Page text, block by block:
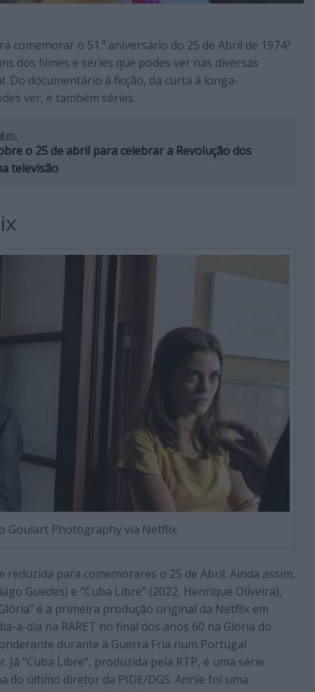
comemorar o 51.º aniversário do 25 de Abril de 1974?
dos filmes e séries que podes ver nas diversas
Do documentário à ficção, da curta à longa-
ver, e também séries.
o 25 de abril para celebrar a Revolução dos
televisão
Goulart Photography via Netflix
para comemorares o 25 de Abril. Ainda assim,
Guedes) e “Cuba Libre” (2022, Henrique Oliveira),
é a primeira produção original da Netflix em
a-dia na RARET no final dos anos 60 na Glória do
durante a Guerra Fria num Portugal
“Cuba Libre”, produzida pela RTP, é uma série
do último diretor da PIDE/DGS. Annie foi uma